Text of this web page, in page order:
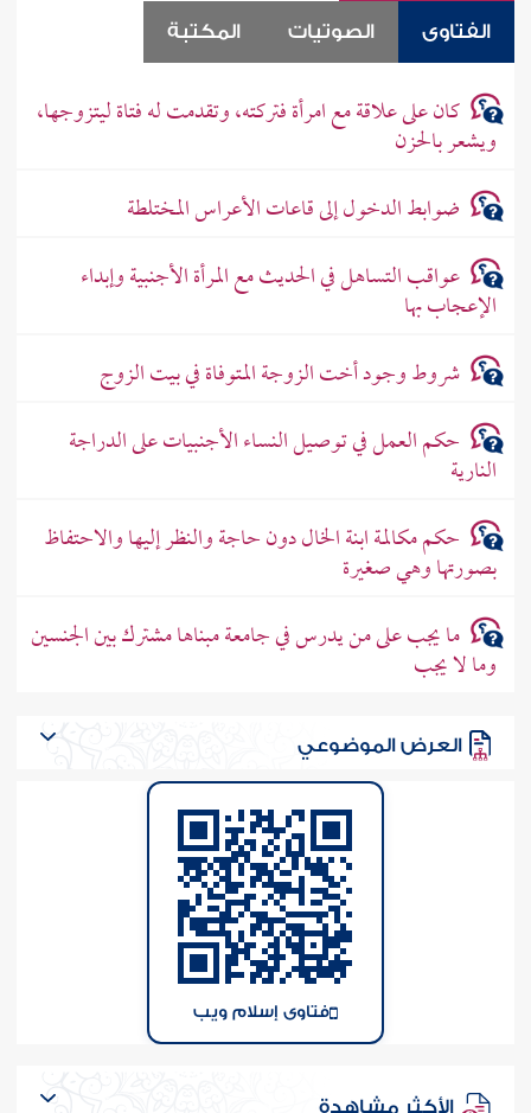
الفتاوى الصوتيات المكتبة
كان على علاقة مع امرأة فتركته، وتقدمت له فتاة ليتزوجها،
ويشعر بالحزن
ضوابط الدخول إلى قاعات الأعراس المختلطة
عواقب التساهل في الحديث مع المرأة الأجنبية وإبداء
الإعجاب بها
شروط وجود أخت الزوجة المتوفاة في بيت الزوج
حكم العمل في توصيل النساء الأجنبيات على الدراجة
النارية
حكم مكالمة ابنة الخال دون حاجة والنظر إليها والاحتفاظ
بصورتها وهي صغيرة
ما يجب على من يدرس في جامعة مبناها مشترك بين الجنسين
وما لا يجب
العرض الموضوعي
فتاوى إسلام ويب
الأكثر مشاهدة